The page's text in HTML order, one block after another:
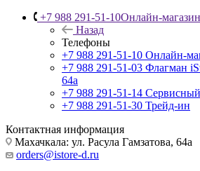
+7 988 291-51-10Онлайн-
Назад
Телефоны
+7 988 291-51-10 Онлайн-
+7 988 291-51-03 Флагман
64а
+7 988 291-51-14
+7 988 291-51-30 Трейд-ин
Контактная информация
Махачкала: ул. Расула Гамзатова, 64а
orders@istore-d.ru